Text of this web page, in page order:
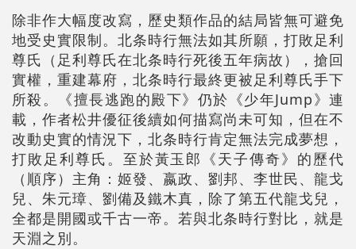
除非作大幅度改寫，歷史類作品的結局皆無可避免
地受史實限制。北条時行無法如其所願，打敗足利
尊氏（足利尊氏在北条時行死後五年病故），搶回
實權，重建幕府，北条時行最終更被足利尊氏手下
所殺。《擅長逃跑的殿下》仍於《少年Jump》連
載，作者松井優征後續如何描寫尚未可知，但在不
改動史實的情況下，北条時行肯定無法完成夢想，
打敗足利尊氏。至於黃玉郎《天子傳奇》的歷代
（順序）主角：姬發、嬴政、劉邦、李世民、龍戈
兒、朱元璋、劉備及鐵木真，除了第五代龍戈兒，
全都是開國或千古一帝。若與北条時行對比，就是
天淵之別。